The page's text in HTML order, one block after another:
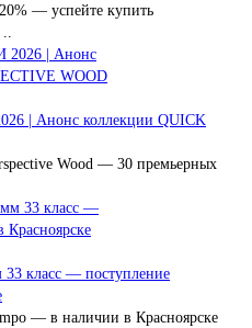
— успейте купить
| Анонс коллекции QUICK
Wood — 30 премьерных
класс — поступление
— в наличии в Красноярске